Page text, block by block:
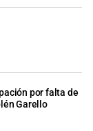
por falta de
Garello